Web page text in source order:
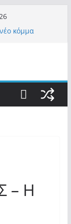
κόμμα
σαρώνει την
– Στην Ελλάδα
Αθηνών!
θα
– Η